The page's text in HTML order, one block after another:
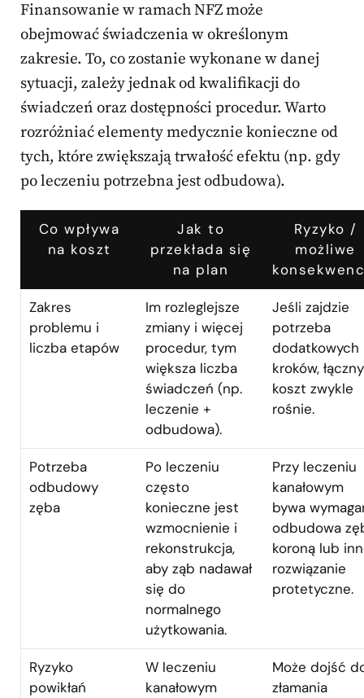
Finansowanie w ramach NFZ może
obejmować świadczenia w określonym
zakresie. To, co zostanie wykonane w danej
sytuacji, zależy jednak od kwalifikacji do
świadczeń oraz dostępności procedur. Warto
rozróżniać elementy medycznie konieczne od
tych, które zwiększają trwałość efektu (np. gdy
po leczeniu potrzebna jest odbudowa).
Co wpływa
na koszt
Jak to
przekłada się
na plan
Ryzyko /
możliwe
Zakres
problemu i
liczba etapów
Im rozleglejsze
zmiany i więcej
procedur, tym
większa liczba
świadczeń (np.
leczenie +
odbudowa).
Jeśli zajdzie
potrzeba
dodatkowych
kroków, łączny
koszt zwykle
rośnie.
Potrzeba
odbudowy
zęba
Po leczeniu
często
konieczne jest
wzmocnienie i
rekonstrukcja,
aby ząb nadawał
się do
normalnego
użytkowania.
Przy leczeniu
kanałowym
bywa
odbudowa
koroną lub
rozwiązanie
protetyczne.
Ryzyko
powikłań
W leczeniu
kanałowym
Może dojść
złamania